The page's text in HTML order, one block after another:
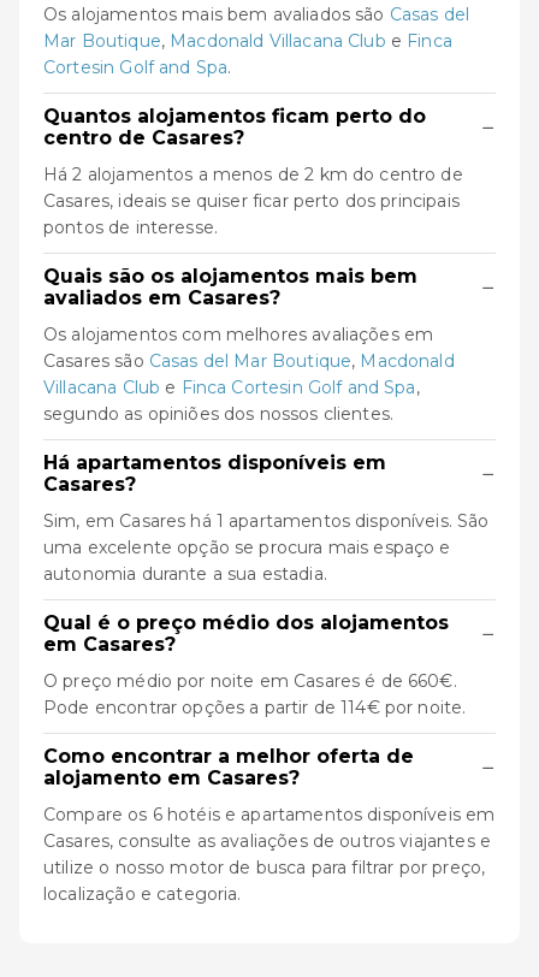
Os alojamentos mais bem avaliados são Casas del
Mar Boutique, Macdonald Villacana Club e Finca
Cortesin Golf and Spa.
Quantos alojamentos ficam perto do
centro de Casares?
−
Há 2 alojamentos a menos de 2 km do centro de
Casares, ideais se quiser ficar perto dos principais
pontos de interesse.
Quais são os alojamentos mais bem
avaliados em Casares?
−
Os alojamentos com melhores avaliações em
Casares são Casas del Mar Boutique, Macdonald
Villacana Club e Finca Cortesin Golf and Spa,
segundo as opiniões dos nossos clientes.
Há apartamentos disponíveis em
Casares?
−
Sim, em Casares há 1 apartamentos disponíveis. São
uma excelente opção se procura mais espaço e
autonomia durante a sua estadia.
Qual é o preço médio dos alojamentos
em Casares?
−
O preço médio por noite em Casares é de 660€.
Pode encontrar opções a partir de 114€ por noite.
Como encontrar a melhor oferta de
alojamento em Casares?
−
Compare os 6 hotéis e apartamentos disponíveis em
Casares, consulte as avaliações de outros viajantes e
utilize o nosso motor de busca para filtrar por preço,
localização e categoria.